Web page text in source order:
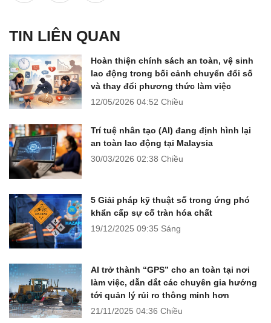
TIN LIÊN QUAN
Hoàn thiện chính sách an toàn, vệ sinh
lao động trong bối cảnh chuyển đổi số
và thay đổi phương thức làm việc
12/05/2026 04:52 Chiều
Trí tuệ nhân tạo (AI) đang định hình lại
an toàn lao động tại Malaysia
30/03/2026 02:38 Chiều
5 Giải pháp kỹ thuật số trong ứng phó
khẩn cấp sự cố tràn hóa chất
19/12/2025 09:35 Sáng
AI trở thành “GPS” cho an toàn tại nơi
làm việc, dẫn dắt các chuyên gia hướng
tới quản lý rủi ro thông minh hơn
21/11/2025 04:36 Chiều